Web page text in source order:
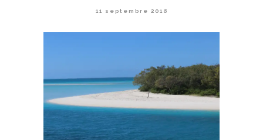
11 septembre 2018